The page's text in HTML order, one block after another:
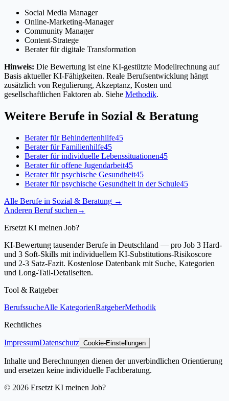
Social Media Manager
Online-Marketing-Manager
Community Manager
Content-Stratege
Berater für digitale Transformation
Hinweis: Die Bewertung ist eine KI-gestützte Modellrechnung auf
Basis aktueller KI-Fähigkeiten. Reale Berufsentwicklung hängt
zusätzlich von Regulierung, Akzeptanz, Kosten und
gesellschaftlichen Faktoren ab. Siehe Methodik.
Weitere Berufe in Sozial & Beratung
Berater für Behindertenhilfe45
Berater für Familienhilfe45
Berater für individuelle Lebenssituationen45
Berater für offene Jugendarbeit45
Berater für psychische Gesundheit45
Berater für psychische Gesundheit in der Schule45
Alle Berufe in Sozial & Beratung →
Anderen Beruf suchen →
Ersetzt KI meinen Job?
KI-Bewertung tausender Berufe in Deutschland — pro Job 3 Hard-
und 3 Soft-Skills mit individuellem KI-Substitutions-Risikoscore
und 2-3 Satz-Fazit. Kostenlose Datenbank mit Suche, Kategorien
und Long-Tail-Detailseiten.
Tool & Ratgeber
BerufssucheAlle KategorienRatgeberMethodik
Rechtliches
ImpressumDatenschutz Cookie-Einstellungen
Inhalte und Berechnungen dienen der unverbindlichen Orientierung
und ersetzen keine individuelle Fachberatung.
© 2026 Ersetzt KI meinen Job?